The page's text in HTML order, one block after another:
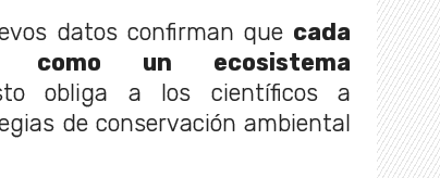
datos confirman que cada
como un ecosistema
obliga a los científicos a
de conservación ambiental